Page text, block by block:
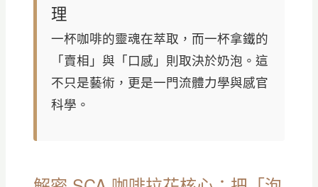
理
一杯咖啡的靈魂在萃取，而一杯拿鐵的
「賣相」與「口感」則取決於奶泡。這
不只是藝術，更是一門流體力學與感官
科學。